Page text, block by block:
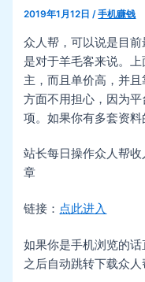
2019年1月12日/手机赚钱
众人帮，可以说是目
是对于羊毛客来说。
主，而且单价高，并
方面不用担心，因为
项。如果你有多套资料
站长每日操作众人帮
章
链接： 点此进入
如果你是手机浏览的
之后自动跳转下载众人